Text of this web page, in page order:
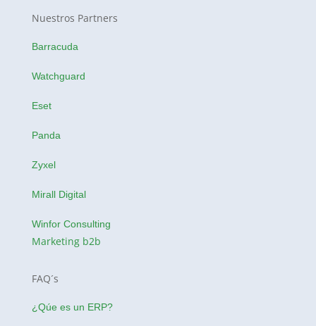
Nuestros Partners
Barracuda
Watchguard
Eset
Panda
Zyxel
Mirall Digital
Winfor Consulting
Marketing b2b
FAQ´s
¿Qúe es un ERP?